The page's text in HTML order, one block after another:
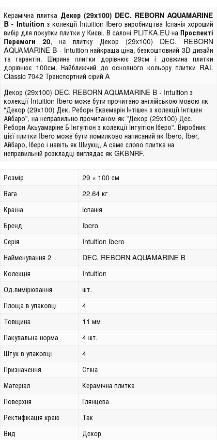
Керамічна плитка Декор (29x100) DEC. REBORN AQUAMARINE
B - Intuition з колекції Intuition Ibero виробництва Іспанія хороший
вибір для покупки плитки у Києві. В салоні PLITKA.EU на Проспекті
Перемоги 20, на плитку Декор (29x100) DEC. REBORN
AQUAMARINE B - Intuition найкраща ціна, безкоштовний 3D дизайн
та гарантія. Ширина плитки дорівнює 29см і довжина плитки
дорівнює 100см. Найближчий до основного кольору плитки RAL
Classic 7042 Транспортний сірий A
Декор (29x100) DEC. REBORN AQUAMARINE B - Intuition з
колекції Intuition Ibero може бути прочитано англійською мовою як
"Декор (29x100) Дек. Реборн Еквемарін Інтішен з колекції Інтішен
Айбаро", на неправильно прочитаном як "Декор (29x100) Дес.
Реборн Акьуамаріне Б Інтуітіон з колекції Інтуітіон Іберо". Виробник
цієї плитки Ibero може бути помилково написаний як Ibero, Iber,
Айбаро, Іберо і навіть як Шиукщ, А саме слово плитка на
неправильній розкладці виглядає як GKBNRF.
Розмір
29 × 100 см
Вага
22.64 кг
Країна
Іспанія
Бренд
Ibero
Серія
Intuition Ibero
Найменування 2
DEC. REBORN AQUAMARINE B
Колекція
Intuition
Од.вимірювання
шт.
Площа в упаковці
4
Товщина
11 мм
Пакувальна норма
4 шт.
Штук в упаковці
4
Призначення
Стіна
Матеріал
Керамічна плитка
Поверхня
Глянцева
Ректифікація краю
Так
Вид
Декор